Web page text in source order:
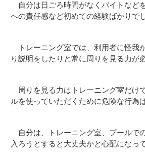
自分は日ごろ時間がなくバイトなど
への責任感など初めての経験ばかりでし
トレーニング室では、利用者に怪
り説明をしたりと常に周りを見る力が
周りを見る力はトレーニング室だけ
ルを使っていただくために危険な行為
自分は、トレーニング室、プールで
入ろうとすると大丈夫かと心配になっ